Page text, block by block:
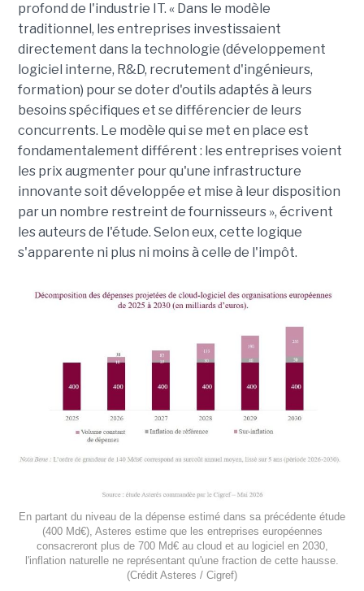
profond de l'industrie IT. « Dans le modèle
traditionnel, les entreprises investissaient
directement dans la technologie (développement
logiciel interne, R&D, recrutement d'ingénieurs,
formation) pour se doter d'outils adaptés à leurs
besoins spécifiques et se différencier de leurs
concurrents. Le modèle qui se met en place est
fondamentalement différent : les entreprises voient
les prix augmenter pour qu'une infrastructure
innovante soit développée et mise à leur disposition
par un nombre restreint de fournisseurs », écrivent
les auteurs de l'étude. Selon eux, cette logique
s'apparente ni plus ni moins à celle de l'impôt.
En partant du niveau de la dépense estimé dans sa précédente étude
(400 Md€), Asteres estime que les entreprises européennes
consacreront plus de 700 Md€ au cloud et au logiciel en 2030,
l'inflation naturelle ne représentant qu'une fraction de cette hausse.
(Crédit Asteres / Cigref)